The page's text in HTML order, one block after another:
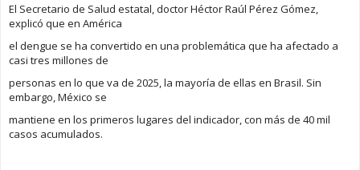
El Secretario de Salud estatal, doctor Héctor Raúl Pérez Gómez,
explicó que en América
el dengue se ha convertido en una problemática que ha afectado a
casi tres millones de
personas en lo que va de 2025, la mayoría de ellas en Brasil. Sin
embargo, México se
mantiene en los primeros lugares del indicador, con más de 40 mil
casos acumulados.